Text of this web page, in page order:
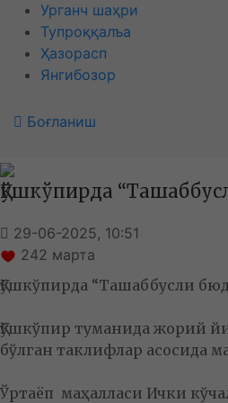
Урганч шаҳри
Тупроққалъа
Ҳазорасп
Янгибозор
Боғланиш
Қўшкўпирда
29-06-2025, 10:51
242 марта
Қўшкўпирда “Ташаббусли
Қўшкўпир туманида жорий
бўлган таклифлар асосида
Ўртаёп маҳалласи Ички